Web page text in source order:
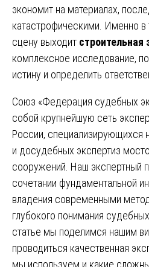
экономит на материалах,
катастрофическими. Именно в
сцену выходит строительная
комплексное исследование,
истину и определить
Союз «Федерация судебных
собой крупнейшую сеть
России, специализирующихся
и досудебных экспертиз
сооружений. Наш экспертный
сочетании фундаментальной
владения современными
глубокого понимания
статье мы поделимся нашим
проводиться качественная
мы используем и какие